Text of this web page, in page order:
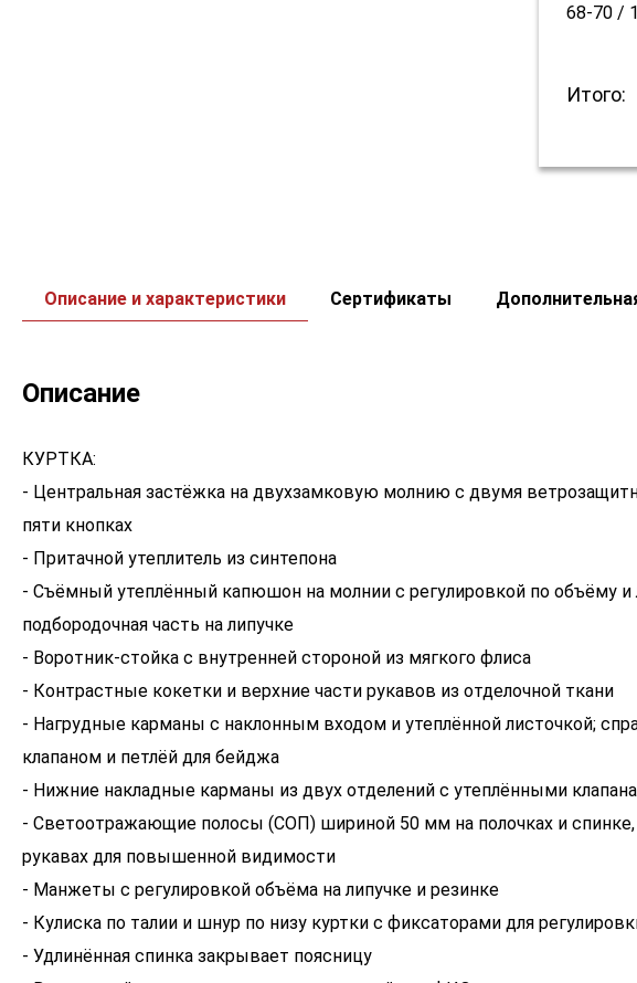
68-70 /
Итого:
Описание и характеристики Сертификаты
Описание
КУРТКА:
- Центральная застёжка на двухзамковую молнию с двумя
пяти кнопках
- Притачной утеплитель из синтепона
- Съёмный утеплённый капюшон на молнии с регулировкой по объёму
подбородочная часть на липучке
- Воротник-стойка с внутренней стороной из мягкого флиса
- Контрастные кокетки и верхние части рукавов из отделочной ткани
- Нагрудные карманы с наклонным входом и утеплённой листочкой;
клапаном и петлёй для бейджа
- Нижние накладные карманы из двух отделений с утеплёнными
- Светоотражающие полосы (СОП) шириной 50 мм на полочках и
рукавах для повышенной видимости
- Манжеты с регулировкой объёма на липучке и резинке
- Кулиска по талии и шнур по низу куртки с фиксаторами для
- Удлинённая спинка закрывает поясницу